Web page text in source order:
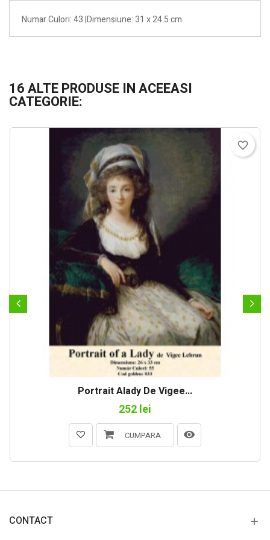
Numar Culori: 43 |Dimensiune: 31 x 24.5 cm
16 ALTE PRODUSE IN ACEEASI
CATEGORIE:
Portrait Alady De Vigee...
252 lei
CUMPARA
favorite_border
CONTACT